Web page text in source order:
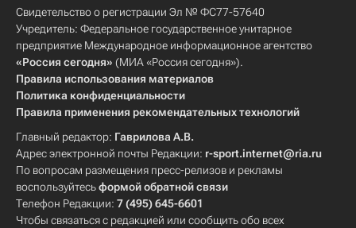
Свидетельство о регистрации Эл № ФС77-57640
Учредитель: Федеральное государственное унитарное
предприятие Международное информационное агентство
«Россия сегодня» (МИА «Россия сегодня»).
Правила использования материалов
Политика конфиденциальности
Правила применения рекомендательных технологий
Главный редактор: Гаврилова А.В.
Адрес электронной почты Редакции: r-sport.internet@ria.ru
По вопросам размещения пресс-релизов и рекламы
воспользуйтесьформой обратной связи
Телефон Редакции: 7 (495) 645-6601
Чтобы связаться с редакцией или сообщить обо всех